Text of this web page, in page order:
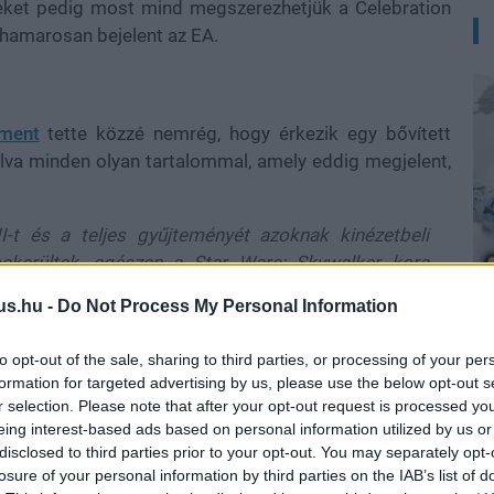
- Do Not Process My Personal Information
opt-out of the sale, sharing to third parties, or processing of your
for targeted advertising by us, please use the below opt-out
selection. Please note that after your opt-out request is processed
interest-based ads based on personal information utilized by us
to third parties prior to your opt-out. You may separately
of your personal information by third parties on the IAB’s list of
pedig most mind megszerezhetjük a Celebration
bejelent az EA.
tette közzé nemrég, hogy érkezik egy bővített
minden olyan tartalommal, amely eddig megjelent,
t és a teljes gyűjteményét azoknak kinézetbeli
egészen a Star Wars: Skywalker kora
premierrel együtt érkeznek."
tartalmaz, amik között hat Legendary variációt is
is változtathatjuk, mivel ilyen módosítókból is 125
melyet szintén tartalmaz majd a kiadás. A
jutó, vörös páncélos Sith trooperek sisakja is